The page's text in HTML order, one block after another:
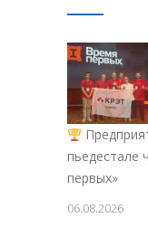
пьедестале
первых»
06.08.2026